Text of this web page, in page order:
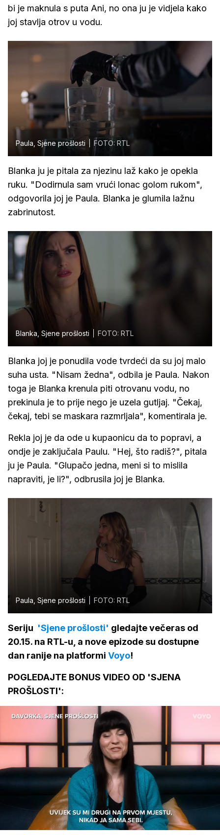
bi je maknula s puta Ani, no ona ju je vidjela kako
joj stavlja otrov u vodu.
Paula, Sjene prošlosti FOTO: RTL
Blanka ju je pitala za njezinu laž kako je opekla
ruku. "Dodirnula sam vrući lonac golom rukom",
odgovorila joj je Paula. Blanka je glumila lažnu
zabrinutost.
Blanka, Sjene prošlosti FOTO: RTL
Blanka joj je ponudila vode tvrdeći da su joj malo
suha usta. "Nisam žedna", odbila je Paula. Nakon
toga je Blanka krenula piti otrovanu vodu, no
prekinula je to prije nego je uzela gutljaj. "Čekaj,
čekaj, tebi se maskara razmrljala", komentirala je.
Rekla joj je da ode u kupaonicu da to popravi, a
ondje je zaključala Paulu. "Hej, što radiš?", pitala
ju je Paula. "Glupačo jedna, meni si to mislila
napraviti, je li?", odbrusila joj je Blanka.
Paula, Sjene prošlosti FOTO: RTL
Seriju 'Sjene prošlosti' gledajte večeras od
20.15. na RTL-u, a nove epizode su dostupne
dan ranije na platformi Voyo!
POGLEDAJTE BONUS VIDEO OD 'SJENA
PROŠLOSTI':
Upali
zvuk
/
Loaded:
26.00%